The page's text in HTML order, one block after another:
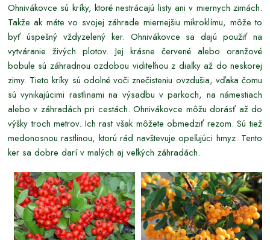
Ohnivákovce sú kríky, ktoré nestrácajú listy ani v miernych zimách.
Takže ak máte vo svojej záhrade miernejšiu mikroklímu, môže to
byť úspešný vždyzelený ker. Ohnivákovce sa dajú použiť na
vytváranie živých plotov. Jej krásne červené alebo oranžové
bobule sú záhradnou ozdobou viditeľnou z diaľky až do neskorej
zimy. Tieto kríky sú odolné voči znečisteniu ovzdušia, vďaka čomu
sú vynikajúcimi rastlinami na výsadbu v parkoch, na námestiach
alebo v záhradách pri cestách. Ohnivákovce môžu dorásť až do
výšky troch metrov. Ich rast však môžete obmedziť rezom. Sú tiež
medonosnou rastlinou, ktorú rád navštevuje opeľujúci hmyz. Tento
ker sa dobre darí v malých aj veľkých záhradách.